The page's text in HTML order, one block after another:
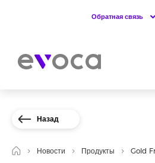
Обратная связь
Назад
Новости Продукты Gold